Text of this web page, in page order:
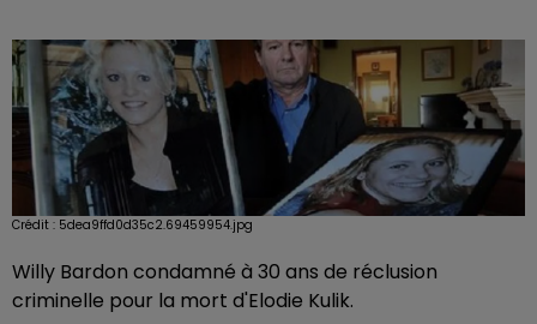
Crédit : 5dea9ffd0d35c2.69459954.jpg
Willy Bardon condamné à 30 ans de réclusion
criminelle pour la mort d'Elodie Kulik.